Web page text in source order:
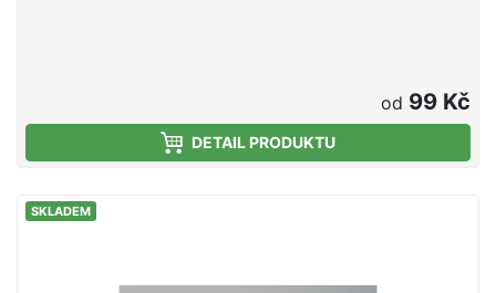
od 99 Kč
DETAIL PRODUKTU
SKLADEM